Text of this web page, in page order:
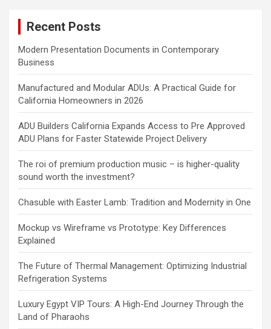
Recent Posts
Modern Presentation Documents in Contemporary
Business
Manufactured and Modular ADUs: A Practical Guide for
California Homeowners in 2026
ADU Builders California Expands Access to Pre Approved
ADU Plans for Faster Statewide Project Delivery
The roi of premium production music – is higher-quality
sound worth the investment?
Chasuble with Easter Lamb: Tradition and Modernity in One
Mockup vs Wireframe vs Prototype: Key Differences
Explained
The Future of Thermal Management: Optimizing Industrial
Refrigeration Systems
Luxury Egypt VIP Tours: A High-End Journey Through the
Land of Pharaohs